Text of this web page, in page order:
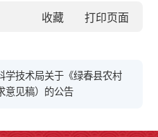
收藏
学技术局关于《绿春县农村
意见稿）的公告